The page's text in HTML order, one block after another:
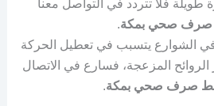
طويلة فلا تتردد في التواصل معنا
صحي بمكة.
في الشوارع يتسبب في تعطيل الحركة
الروائح المزعجة، فسارع في الاتصال
صرف صحي بمكة.